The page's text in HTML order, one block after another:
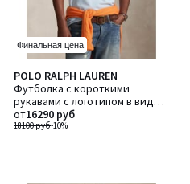
Финальная цена
POLO RALPH LAUREN
Футболка с короткими
рукавами с логотипом в виде
медведя
18100 руб-10%
от16290 руб